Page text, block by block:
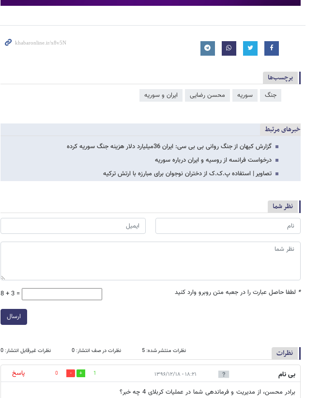
برچسب‌ها
جنگ سوریه محسن رضایی ایران و سوریه
خبرهای مرتبط
گزارش کیهان از جنگ روانی بی بی سی: ایران 36میلیارد دلار هزینه جنگ سوریه کرده
درخواست فرانسه از روسیه و ایران درباره سوریه
تصاویر | استفاده پ.ک.ک از دختران نوجوان برای مبارزه با ارتش ترکیه
نظر شما
* لطفا حاصل عبارت را در جعبه متن روبرو وارد کنید 8 + 3 =
ارسال
نظرات نظرات منتشر شده: 5 نظرات در صف انتشار: 0 نظرات غیرقابل انتشار: 0
بی نام ۱۸:۲۱ - ۱۳۹۶/۱۲/۱۸ 1
0
پاسخ
برادر محسن، از مدیریت و فرماندهی شما در عملیات کربلای 4 چه خبر؟